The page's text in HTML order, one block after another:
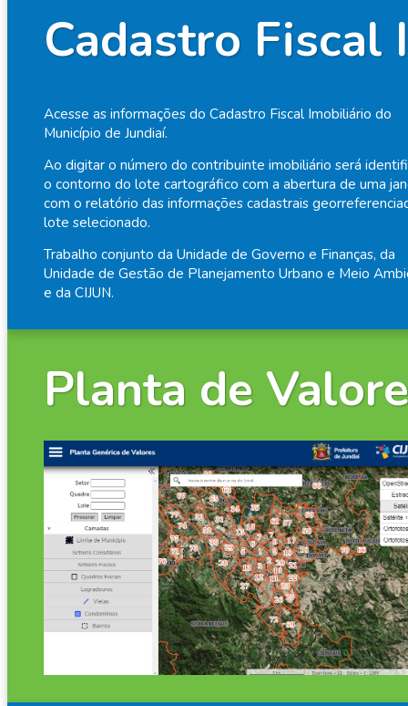
Cadastro
Acesse as informações do Cadastro Fiscal Imobiliário do
Município de Jundiaí.
Ao digitar o número do contribuinte imobiliário será
o contorno do lote cartográfico com a abertura de uma
com o relatório das informações cadastrais
lote selecionado.
Trabalho conjunto da Unidade de Governo e Finanças, da
Unidade de Gestão de Planejamento Urbano e Meio
e da CIJUN.
Planta de